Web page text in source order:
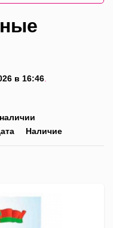
в 16:46.
Наличие